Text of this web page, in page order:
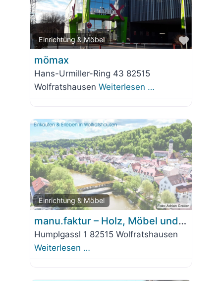
Einrichtung & Möbel
Favorit
mömax
Hans-Urmiller-Ring 43 82515
Wolfratshausen Weiterlesen …
Einrichtung & Möbel
Favorit
manu.faktur – Holz, Möbel und mehr…
Humplgassl 1 82515 Wolfratshausen
Weiterlesen …